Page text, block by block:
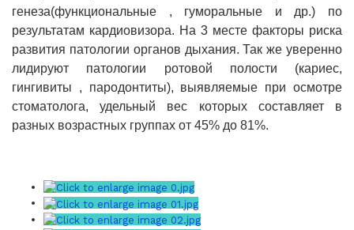
генеза(функциональные , гуморальные и др.) по
результатам кардиовизора. На 3 месте факторы риска
развития патологии органов дыхания. Так же уверенно
лидируют патологии ротовой полости (кариес,
гингивиты , пародонтиты), выявляемые при осмотре
стоматолога, удельный вес которых составляет в
разных возрастных группах от 45% до 81%.